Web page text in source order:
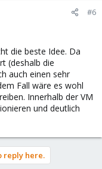
#6
die beste Idee. Da
(deshalb die
auch einen sehr
Fall wäre es wohl
Innerhalb der VM
und deutlich
reply here.